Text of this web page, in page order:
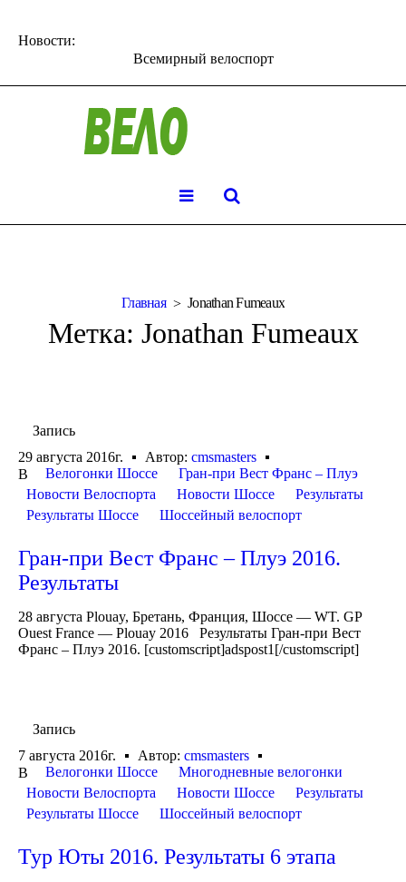
Новости:
Всемирный велоспорт
Главная Jonathan Fumeaux
Метка: Jonathan Fumeaux
Запись
29 августа 2016г.
Автор: cmsmasters
В
Велогонки Шоссе
Гран-при Вест Франс – Плуэ
Новости Велоспорта
Новости Шоссе
Результаты
Результаты Шоссе
Шоссейный велоспорт
Гран-при Вест Франс – Плуэ 2016.
Результаты
28 августа Plouay, Бретань, Франция, Шоссе — WT. GP
Ouest France — Plouay 2016 Результаты Гран-при Вест
Франс – Плуэ 2016. [customscript]adspost1[/customscript]
Запись
7 августа 2016г.
Автор: cmsmasters
В
Велогонки Шоссе
Многодневные велогонки
Новости Велоспорта
Новости Шоссе
Результаты
Результаты Шоссе
Шоссейный велоспорт
Тур Юты 2016. Результаты 6 этапа